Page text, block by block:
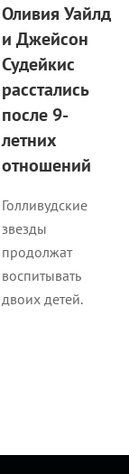
Оливия Уайлд
и Джейсон
Судейкис
расстались
после 9-
летних
отношений
Голливудские
звезды
продолжат
воспитывать
двоих детей.